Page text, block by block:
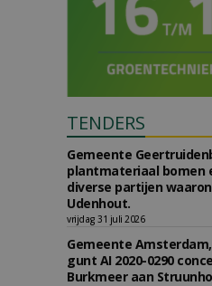
TENDERS
Gemeente
plantmateriaal bomen
diverse partijen
Udenhout.
vrijdag 31 juli 2026
Gemeente
gunt AI 2020-0290
Burkmeer aan